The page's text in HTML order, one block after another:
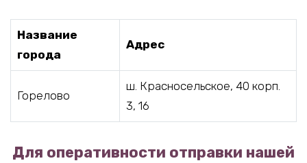
Название
города
Адрес
Горелово
ш. Красносельское, 40 корп.
3, 16
Для оперативности отправки нашей